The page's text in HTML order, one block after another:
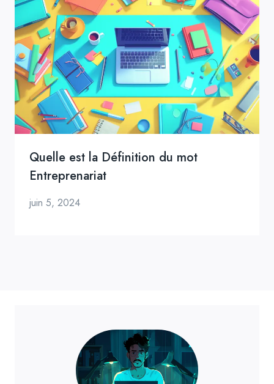
Quelle est la Définition du mot
Entreprenariat
juin 5, 2024